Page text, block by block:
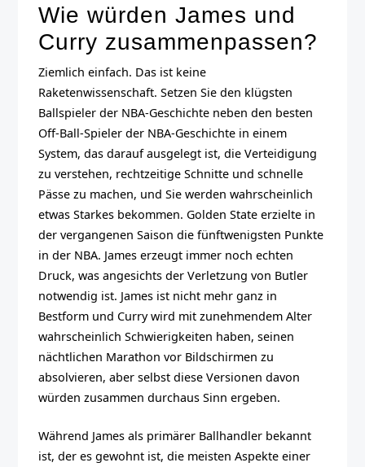
Wie würden James und
Curry zusammenpassen?
Ziemlich einfach. Das ist keine
Raketenwissenschaft. Setzen Sie den klügsten
Ballspieler der NBA-Geschichte neben den besten
Off-Ball-Spieler der NBA-Geschichte in einem
System, das darauf ausgelegt ist, die Verteidigung
zu verstehen, rechtzeitige Schnitte und schnelle
Pässe zu machen, und Sie werden wahrscheinlich
etwas Starkes bekommen. Golden State erzielte in
der vergangenen Saison die fünftwenigsten Punkte
in der NBA. James erzeugt immer noch echten
Druck, was angesichts der Verletzung von Butler
notwendig ist. James ist nicht mehr ganz in
Bestform und Curry wird mit zunehmendem Alter
wahrscheinlich Schwierigkeiten haben, seinen
nächtlichen Marathon vor Bildschirmen zu
absolvieren, aber selbst diese Versionen davon
würden zusammen durchaus Sinn ergeben.
Während James als primärer Ballhandler bekannt
ist, der es gewohnt ist, die meisten Aspekte einer